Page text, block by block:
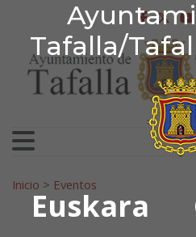
Tafalla/
Euskara
Ir al contenido
Search for:
Inicio > Eventos